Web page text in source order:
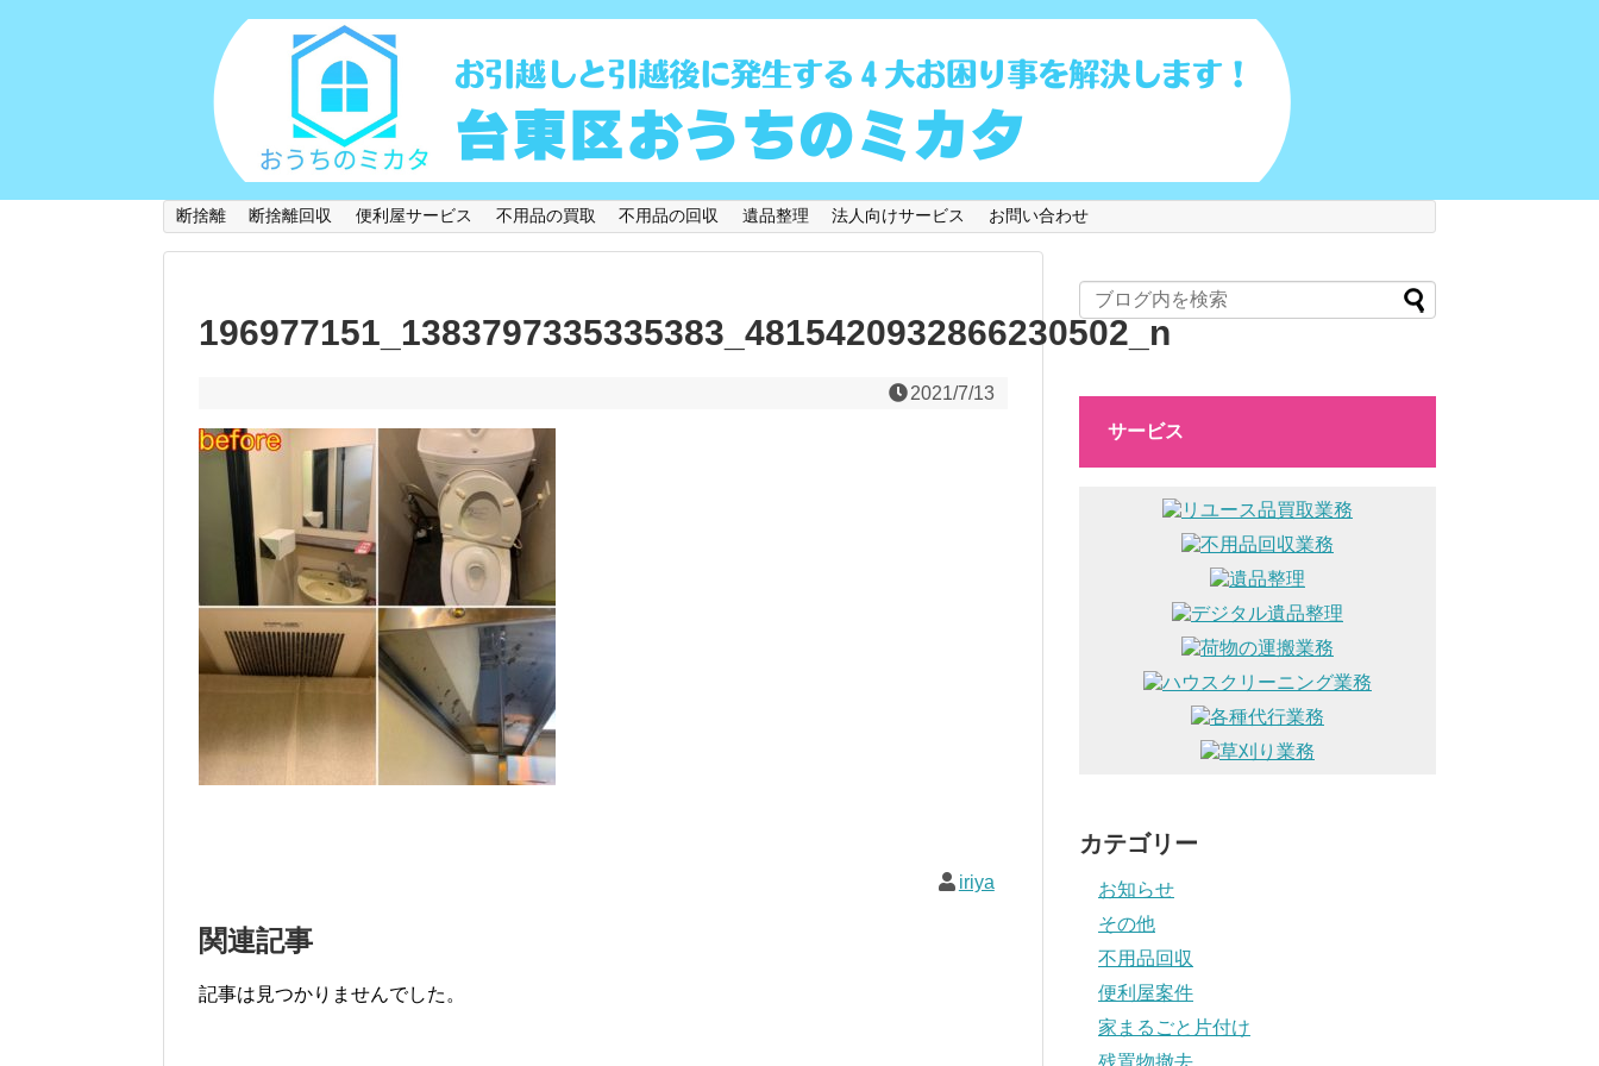
断捨離 断捨離回収 便利屋サービス 不用品の買取 不用品の回収 遺品整理 法人向けサービス お問い合わせ
196977151_1383797335335383_4815420932866230502_n
2021/7/13
iriya
関連記事
記事は見つかりませんでした。
サービス
カテゴリー
お知らせ
その他
不用品回収
便利屋案件
家まるごと片付け